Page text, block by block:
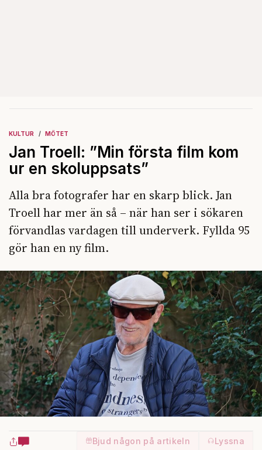
KULTUR MÖTET
Jan Troell: ”Min första film kom
ur en skoluppsats”
Alla bra fotografer har en skarp blick. Jan
Troell har mer än så – när han ser i sökaren
förvandlas vardagen till underverk. Fyllda 95
gör han en ny film.
Bjud någon på artikeln
Lyssna